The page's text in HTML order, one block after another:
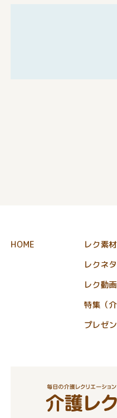
HOME
レク素材
レクネタ
レク動画
特集（
プレゼ